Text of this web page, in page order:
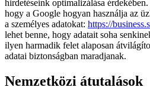
hirdetéseink optimalizálása
hogy a Google hogyan használja az
a személyes adatokat: https://
lehet benne, hogy adatait soha
ilyen harmadik felet alaposan
adatai biztonságban maradjanak.
Nemzetközi átutalások